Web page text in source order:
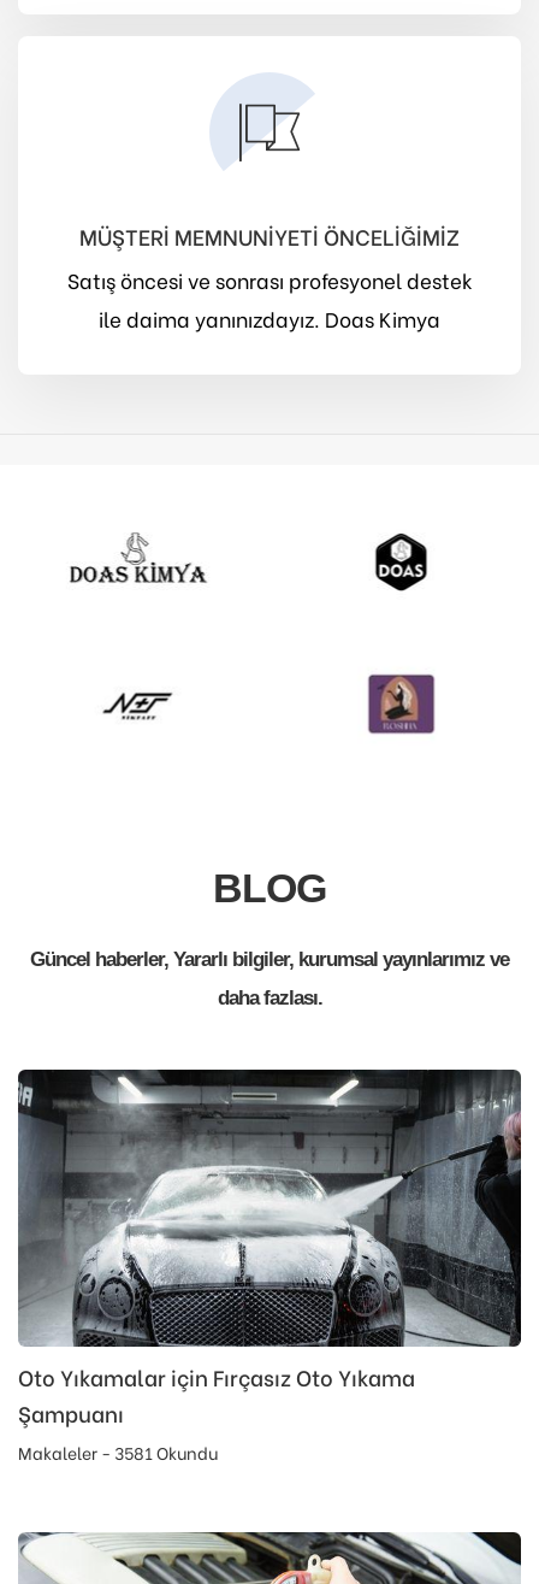
MÜŞTERİ MEMNUNİYETİ ÖNCELİĞİMİZ
Satış öncesi ve sonrası profesyonel destek
ile daima yanınızdayız. Doas Kimya
BLOG
Güncel haberler, Yararlı bilgiler, kurumsal yayınlarımız ve
daha fazlası.
Oto Yıkamalar için Fırçasız Oto Yıkama
Şampuanı
Makaleler - 3581 Okundu